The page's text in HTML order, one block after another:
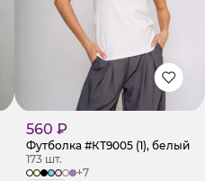
560 ₽
Футболка #КТ9005 (1), белый
173 шт.
+7